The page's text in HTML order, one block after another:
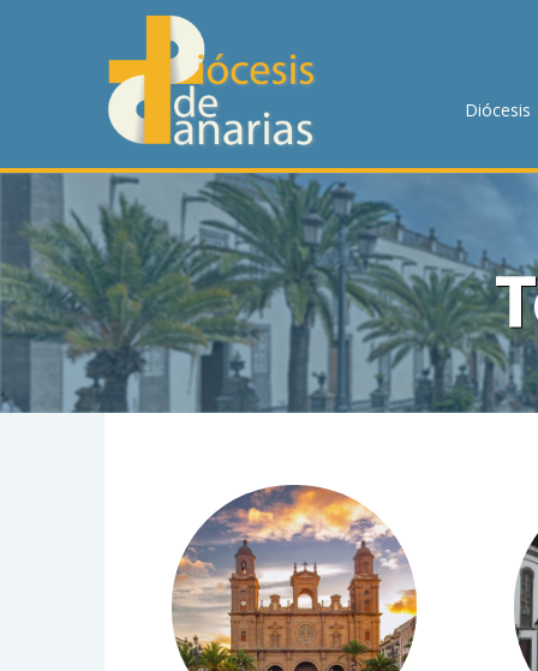
Diócesis
DELEGACIONES
DEPARTAMENTOS
MOVIMIENTOS Y ASOCIACIONES
PLAN DIOCESANO DE PASTORAL
JUBILEO 2025
PREPARACIÓN AL MATRIMONIO
CUMPLIMIENTO
TRANSPARENCIA
HORARIOS DE MISA
NOTICIAS
CONTACTO
BUSCAR EN LA WEB